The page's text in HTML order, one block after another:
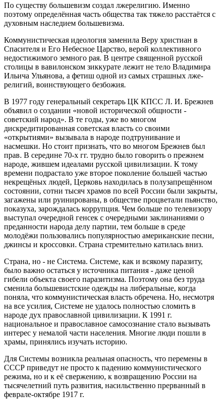
По существу большевизм создал лжерелигию. Именно
поэтому определённая часть общества так тяжело расстаётся с
духовным наследием большевизма.
Коммунистическая идеология заменила Веру христиан в
Спасителя и Его Небесное Царство, верой коллективного
недостижимого земного рая. В центре священной русской
столицы в вавилонском зиккурате лежит не тело Владимира
Ильича Ульянова, а фетиш одной из самых страшных лже-
религий, воинствующего безбожия.
В 1977 году генеральный секретарь ЦК КПСС Л. И. Брежнев
объявил о создании «новой исторической общности -
советский народ». В те годы, уже во многом
дискредитированная советская власть со своими
«открытиями» вызывала в народе подтрунивание и
насмешки. Но стоит признать, что во многом Брежнев был
прав. В середине 70-х гг. трудно было говорить о прежнем
народе, жившем идеалами русской цивилизации. К тому
времени подрастало уже второе поколение большей частью
некрещёных людей, Церковь находилась в полузапрещённом
состоянии, сотни тысяч храмов по всей России были закрыты,
загажены или руинированы, в обществе процветали пьянство,
показуха, зарождалась коррупция. Чем больше по телевизору
выступал очередной генсек с очередными заклинаниями о
преданности народа делу партии, тем больше в среде
молодёжи пользовались популярностью американские песни,
джинсы и кроссовки. Страна стремительно катилась вниз.
Страна, но - не Система. Системе, как и всякому паразиту,
было важно остаться у источника питания - даже ценой
гибели объекта своего паразитизма. Поэтому она без труда
сменила большевистские одежды на либеральные, когда
поняла, что коммунистическая власть обречена. Но, несмотря
на все усилия, Системе не удалось полностью сломить в
народе дух православной цивилизации. К 1991 г.
национальное и православное самосознание стало вызывать
интерес у немалой части населения. Многие люди пошли в
храмы, принялись изучать историю.
Для Системы возникла реальная опасность, что перемены в
СССР приведут не просто к падению коммунистического
режима, но и к её свержению, к возвращению России на
тысячелетний путь развития, насильственно прерванный в
феврале-октябре 1917 г.